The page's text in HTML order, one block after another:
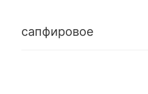
сапфировое